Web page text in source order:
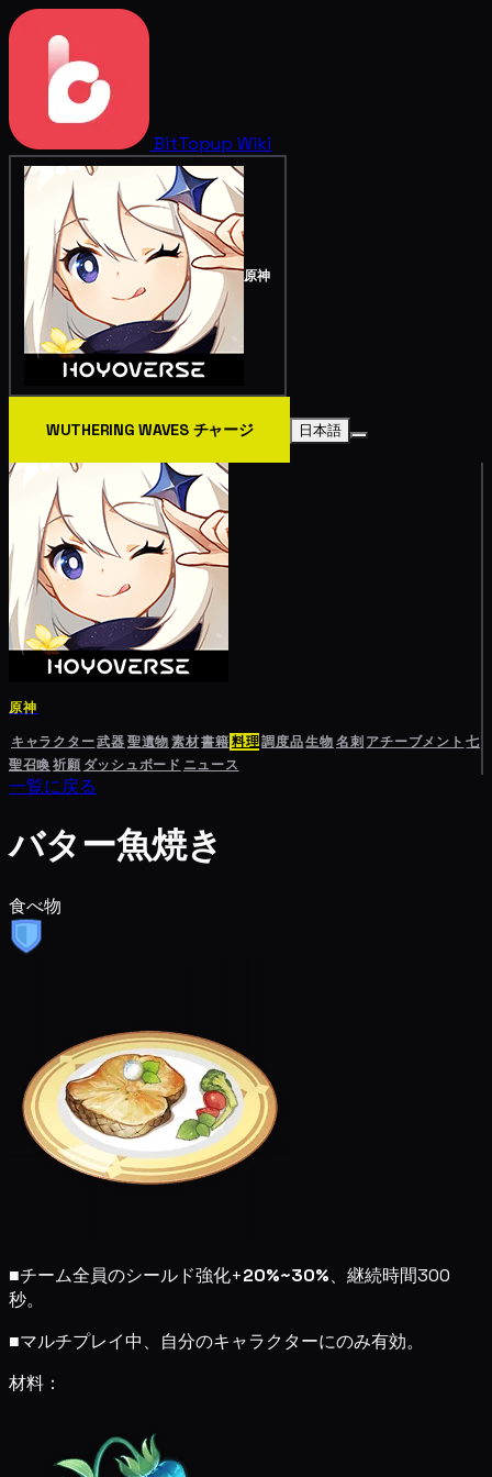
BitTopup Wiki
原神
WUTHERING WAVES チャージ 日本語
原神
キャラクター武器聖遺物素材書籍料理調度品生物名刺 アチーブメント 七
聖召喚祈願 ダッシュボード ニュース
一覧に戻る
バター魚焼き
食べ物
■チーム全員のシールド強化+20%~30%、継続時間300
秒。
■マルチプレイ中、自分のキャラクターにのみ有効。
材料：